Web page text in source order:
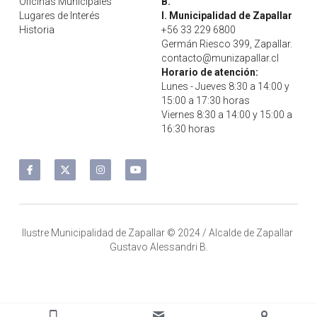
Educación
Deportes Zapallar
Contacto
Lugares de Interés
Historia
I. Municipalidad de Zapallar
+56 33 229 6800
Germán Riesco 399, Zapallar.
contacto@munizapallar.cl
Horario de atención:
Lunes - Jueves 8:30 a 14:00 y
15:00 a 17:30 horas
Viernes 8:30 a 14:00 y 15:00 a
16:30 horas
Ilustre Municipalidad de Zapallar © 2024 / Alcalde de Zapallar
Gustavo Alessandri B.